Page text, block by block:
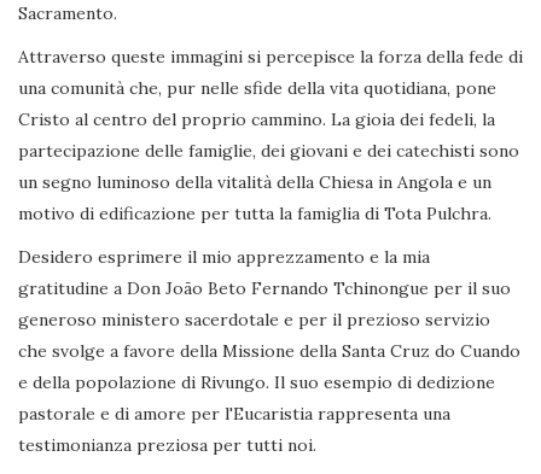
Sacramento.
Attraverso queste immagini si percepisce la forza della fede di
una comunità che, pur nelle sfide della vita quotidiana, pone
Cristo al centro del proprio cammino. La gioia dei fedeli, la
partecipazione delle famiglie, dei giovani e dei catechisti sono
un segno luminoso della vitalità della Chiesa in Angola e un
motivo di edificazione per tutta la famiglia di Tota Pulchra.
Desidero esprimere il mio apprezzamento e la mia
gratitudine a Don João Beto Fernando Tchinongue per il suo
generoso ministero sacerdotale e per il prezioso servizio
che svolge a favore della Missione della Santa Cruz do Cuando
e della popolazione di Rivungo. Il suo esempio di dedizione
pastorale e di amore per l'Eucaristia rappresenta una
testimonianza preziosa per tutti noi.